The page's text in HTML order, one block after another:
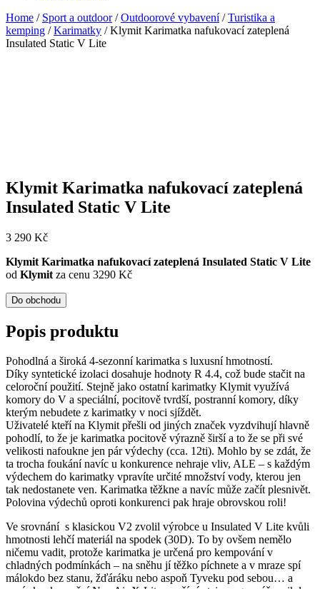
Home / Sport a outdoor/Outdoorové vybavení/Turistika a
kemping /Karimatky / Klymit Karimatka nafukovací zateplená
Insulated Static V Lite
Klymit Karimatka nafukovací zateplená
Insulated Static V Lite
3 290 Kč
Klymit Karimatka nafukovací zateplená Insulated Static V Lite
od Klymit za cenu 3290 Kč
Do obchodu
Popis produktu
Pohodlná a široká 4-sezonní karimatka s luxusní hmotností.
Díky syntetické izolaci dosahuje hodnoty R 4.4, což bude stačit na
celoroční použití. Stejně jako ostatní karimatky Klymit využívá
komory do V a speciální, pocitově tvrdší, postranní komory, díky
kterým nebudete z karimatky v noci sjíždět.
Uživatelé kteří na Klymit přešli od jiných značek vyzdvihují hlavně
pohodlí, to že je karimatka pocitově výrazně širší a to že se při své
velikosti nafoukne jen pár výdechy (cca. 12ti). Mohlo by se zdát, že
ta trocha foukání navíc u konkurence nehraje vliv, ALE – s každým
výdechem do karimatky vpravíte určité množství vody, kterou jen
tak nedostanete ven. Karimatka těžkne a navíc může začít plesnivět.
Polovina výdechů oproti konkurenci pak hraje obrovskou roli!
Ve srovnání s klasickou V2 zvolil výrobce u Insulated V Lite kvůli
hmotnosti lehčí materiál na spodek (30D). To by ovšem nemělo
ničemu vadit, protože karimatka je určená pro kempování v
chladných podmínkách – na sněhu jí těžko píchnete a v mraze spí
málokdo bez stanu, žďáráku nebo aspoň Tyveku pod sebou… a